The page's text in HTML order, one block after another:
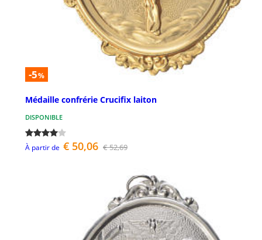
-5%
Médaille confrérie Crucifix laiton
DISPONIBLE
À partir de € 50,06 € 52,69